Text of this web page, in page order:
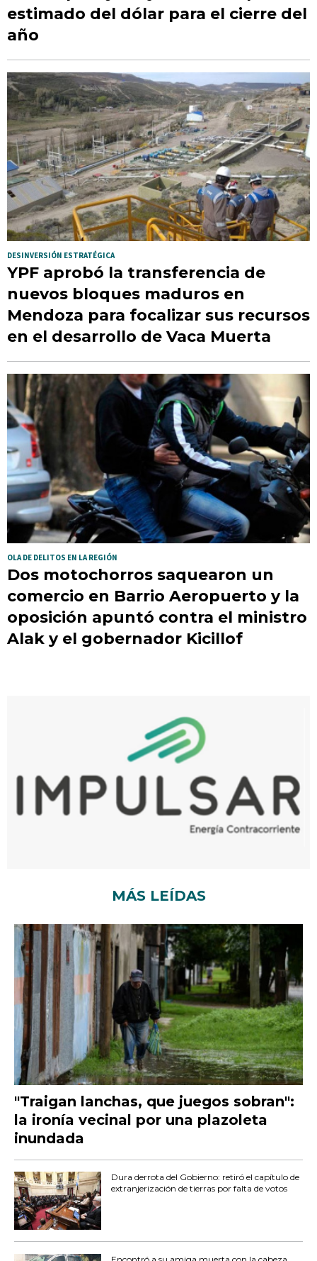
estimado del dólar para el cierre del
año
DESINVERSIÓN ESTRATÉGICA
YPF aprobó la transferencia de
nuevos bloques maduros en
Mendoza para focalizar sus recursos
en el desarrollo de Vaca Muerta
OLA DE DELITOS EN LA REGIÓN
Dos motochorros saquearon un
comercio en Barrio Aeropuerto y la
oposición apuntó contra el ministro
Alak y el gobernador Kicillof
MÁS LEÍDAS
"Traigan lanchas, que juegos sobran":
la ironía vecinal por una plazoleta
inundada
Dura derrota del Gobierno: retiró el capítulo de
extranjerización de tierras por falta de votos